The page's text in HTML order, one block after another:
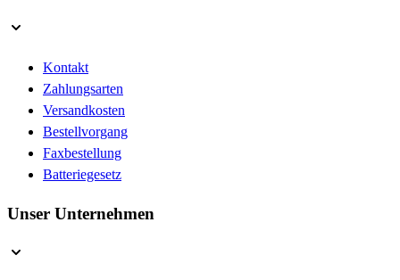
Kontakt
Zahlungsarten
Versandkosten
Bestellvorgang
Faxbestellung
Batteriegesetz
Unser Unternehmen